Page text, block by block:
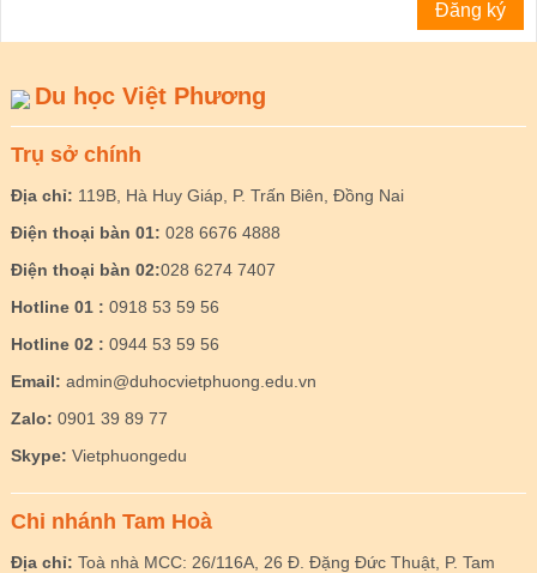
Du học Việt Phương
Trụ sở chính
Địa chỉ: 119B, Hà Huy Giáp, P. Trấn Biên, Đồng Nai
Điện thoại bàn 01: 028 6676 4888
Điện thoại bàn 02:028 6274 7407
Hotline 01 : 0918 53 59 56
Hotline 02 : 0944 53 59 56
Email: admin@duhocvietphuong.edu.vn
Zalo: 0901 39 89 77
Skype: Vietphuongedu
Chi nhánh Tam Hoà
Địa chỉ: Toà nhà MCC: 26/116A, 26 Đ. Đặng Đức Thuật, P. Tam